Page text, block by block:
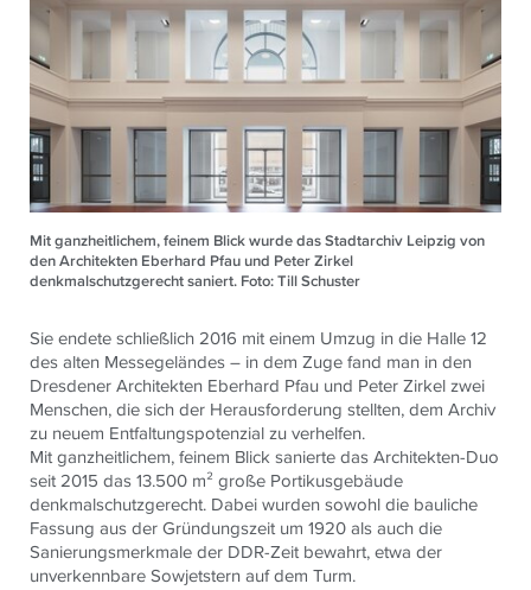
Mit ganzheitlichem, feinem Blick wurde das Stadtarchiv Leipzig von
den Architekten Eberhard Pfau und Peter Zirkel
denkmalschutzgerecht saniert. Foto: Till Schuster
Sie endete schließlich 2016 mit einem Umzug in die Halle 12
des alten Messegeländes – in dem Zuge fand man in den
Dresdener Architekten Eberhard Pfau und Peter Zirkel zwei
Menschen, die sich der Herausforderung stellten, dem Archiv
zu neuem Entfaltungspotenzial zu verhelfen.
Mit ganzheitlichem, feinem Blick sanierte das Architekten-Duo
seit 2015 das 13.500 m² große Portikusgebäude
denkmalschutzgerecht. Dabei wurden sowohl die bauliche
Fassung aus der Gründungszeit um 1920 als auch die
Sanierungsmerkmale der DDR-Zeit bewahrt, etwa der
unverkennbare Sowjetstern auf dem Turm.